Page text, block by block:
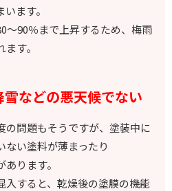
ます。
％まで上昇するため、梅雨
す。
などの悪天候でない
題もそうですが、塗装中に
ない塗料が薄まったり
ります。
ると、乾燥後の塗膜の機能